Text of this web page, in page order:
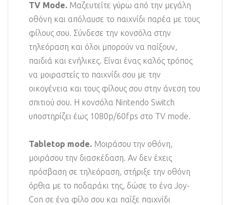
TV Mode. Μαζευτείτε γύρω από την μεγάλη
οθόνη και απόλαυσε το παιχνίδι παρέα με τους
φίλους σου. Σύνδεσε την κονσόλα στην
τηλεόραση και όλοι μπορούν να παίξουν,
παιδιά και ενήλικες. Είναι ένας καλός τρόπος
να μοιραστείς το παιχνίδι σου με την
οικογένεια και τους φίλους σου στην άνεση του
σπιτιού σου. Η κονσόλα Nintendo Switch
υποστηρίζει έως 1080p/60fps στο TV mode.
Tabletop mode. Μοιράσου την οθόνη,
μοιράσου την διασκέδαση. Αν δεν έχεις
πρόσβαση σε τηλεόραση, στήριξε την οθόνη
όρθια με το ποδαράκι της, δώσε το ένα Joy-
Con σε ένα φίλο σου και παίξε παιχνίδι